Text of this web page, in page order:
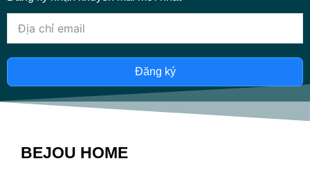
Đăng ký
BEJOU HOME